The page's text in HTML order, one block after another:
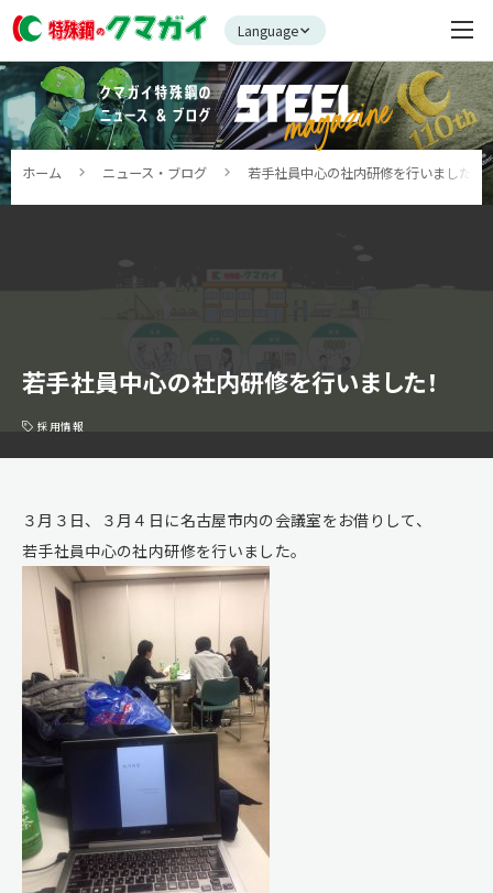
Language
ホーム ニュース・ブログ 若手社員中心の社内研修を行いました！
若手社員中心の社内研修を行いました！
採用情報
３月３日、３月４日に名古屋市内の会議室をお借りして、
若手社員中心の社内研修を行いました。